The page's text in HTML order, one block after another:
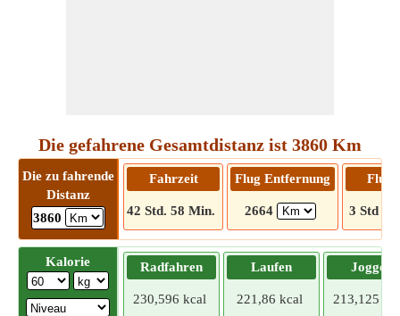
Die gefahrene Gesamtdistanz ist 3860 Km
Die zu fahrende
Distanz
3860
Fahrzeit
42 Std. 58 Min.
Flug Entfernung
2664 3 Std
Kalorie Radfahren
230,596 kcal
Laufen
221,86 kcal
Joggen
213,125